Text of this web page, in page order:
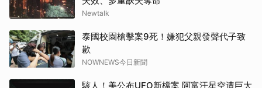
Newtalk
泰國校園槍擊案9死！嫌犯父親發聲代子致
歉
NOWNEWS今日新聞
駭人！美公布UFO新檔案 阿富汗星空遭巨大